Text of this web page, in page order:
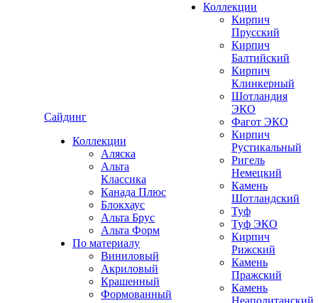
Сайдинг
Коллекции
Аляска
Альта
Классика
Канада Плюс
Блокхаус
Альта Брус
Альта Форм
По материалу
Виниловый
Акриловый
Крашенный
Формованный
Коллекции
Кирпич
Прусский
Кирпич
Балтийский
Кирпич
Клинкерный
Шотландия
ЭКО
Фагот ЭКО
Кирпич
Рустикальный
Ригель
Немецкий
Камень
Шотландский
Туф
Туф ЭКО
Кирпич
Рижский
Камень
Пражский
Камень
Неаполитанский